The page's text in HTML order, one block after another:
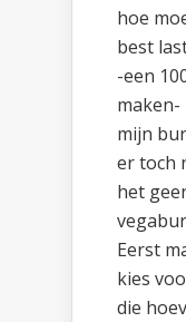
hoe
best
-een
maken-
mijn
er toch
het
Eerst
kies
die